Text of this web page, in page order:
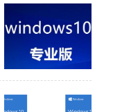
U盘装win7系统